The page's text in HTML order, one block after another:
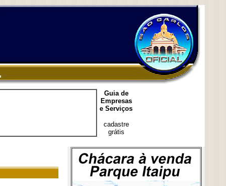
Guia de
Empresas
e Serviços
cadastre
grátis